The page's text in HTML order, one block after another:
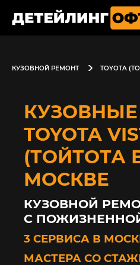
КУЗОВНОЙ РЕМОНТ TOYOTA
TOYOTA
(ТОЙТОТА
МОСКВЕ
КУЗОВНОЙ
С
3 СЕРВИСА В
МАСТЕРА СО